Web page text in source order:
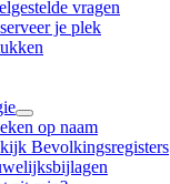
vragen
je plek
op naam
Bevolkingsregisters